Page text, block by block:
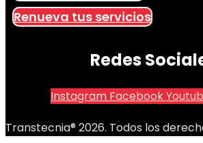
Renueva tus servicios
Redes
Instagram Facebook
Transtecnia® 2026. Todos los